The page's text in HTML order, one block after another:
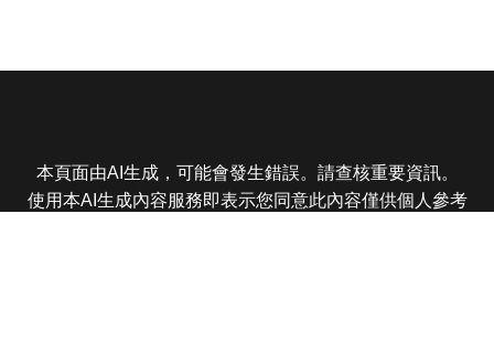
本頁面由AI生成，可能會發生錯誤。請查核重要資訊。
使用本AI生成內容服務即表示您同意此內容僅供個人參考